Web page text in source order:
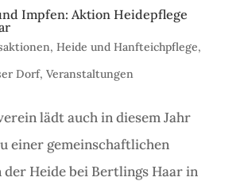
Impfen: Aktion Heidepflege
, Heide und Hanfteichpflege,
Dorf, Veranstaltungen
lädt auch in diesem Jahr
einer gemeinschaftlichen
der Heide bei Bertlings Haar in